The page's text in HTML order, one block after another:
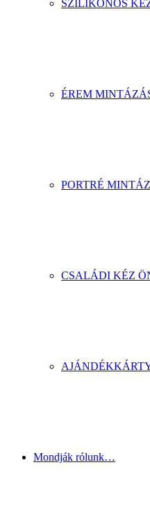
SZILIKONOS
ÉREM
PORTRÉ
CSALÁDI KÉZ
Mondják rólunk…